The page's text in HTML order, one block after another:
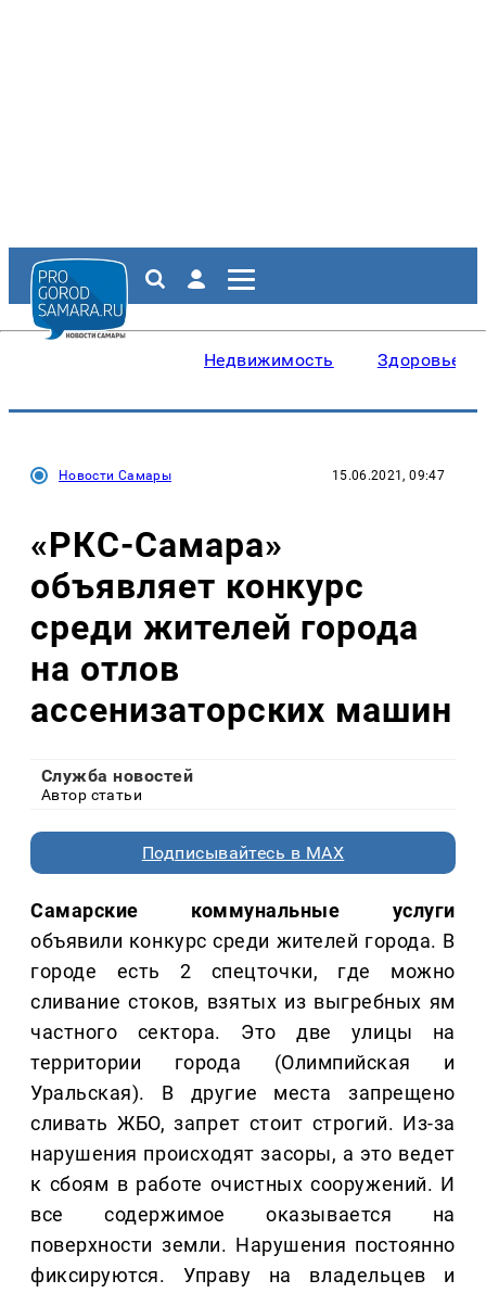
Недвижимость Здоровье
Новости Самары 15.06.2021, 09:47
«РКС-Самара»
объявляет конкурс
среди жителей города
на отлов
ассенизаторских машин
Служба новостей
Автор статьи
Подписывайтесь в MAX
Самарские коммунальные услуги
объявили конкурс среди жителей города. В
городе есть 2 спецточки, где можно
сливание стоков, взятых из выгребных ям
частного сектора. Это две улицы на
территории города (Олимпийская и
Уральская). В другие места запрещено
сливать ЖБО, запрет стоит строгий. Из-за
нарушения происходят засоры, а это ведет
к сбоям в работе очистных сооружений. И
все содержимое оказывается на
поверхности земли. Нарушения постоянно
фиксируются. Управу на владельцев и